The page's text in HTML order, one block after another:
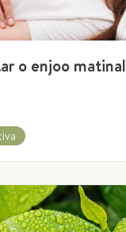
o enjoo matinal